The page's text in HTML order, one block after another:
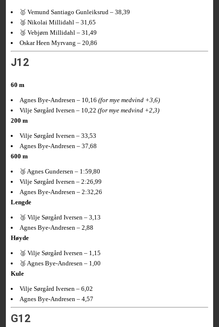
🥇 Vemund Santiago Gunleiksrud – 38,39
🥈 Nikolai Millidahl – 31,65
🥉 Vebjørn Millidahl – 31,49
Oskar Heen Myrvang – 20,86
J12
60 m
Agnes Bye-Andresen – 10,16(for mye medvind +3,6)
Vilje Sørgård Iversen – 10,22(for mye medvind +2,3)
200 m
Vilje Sørgård Iversen – 33,53
Agnes Bye-Andresen – 37,68
600 m
🥉 Agnes Gundersen – 1:59,80
Vilje Sørgård Iversen – 2:26,99
Agnes Bye-Andresen – 2:32,26
Lengde
🥉 Vilje Sørgård Iversen – 3,13
Agnes Bye-Andresen – 2,88
Høyde
🥈 Vilje Sørgård Iversen – 1,15
🥉 Agnes Bye-Andresen – 1,00
Kule
Vilje Sørgård Iversen – 6,02
Agnes Bye-Andresen – 4,57
G12